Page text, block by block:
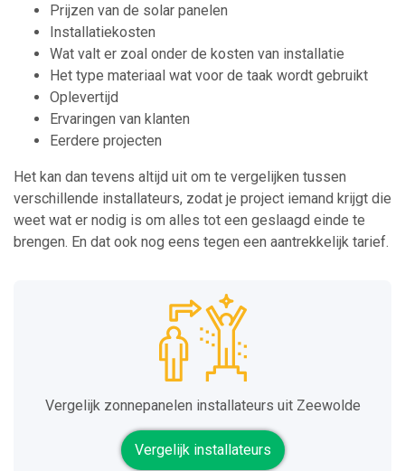
Prijzen van de solar panelen
Installatiekosten
Wat valt er zoal onder de kosten van installatie
Het type materiaal wat voor de taak wordt gebruikt
Oplevertijd
Ervaringen van klanten
Eerdere projecten
Het kan dan tevens altijd uit om te vergelijken tussen
verschillende installateurs, zodat je project iemand krijgt die
weet wat er nodig is om alles tot een geslaagd einde te
brengen. En dat ook nog eens tegen een aantrekkelijk tarief.
Vergelijk zonnepanelen installateurs uit Zeewolde
Vergelijk installateurs